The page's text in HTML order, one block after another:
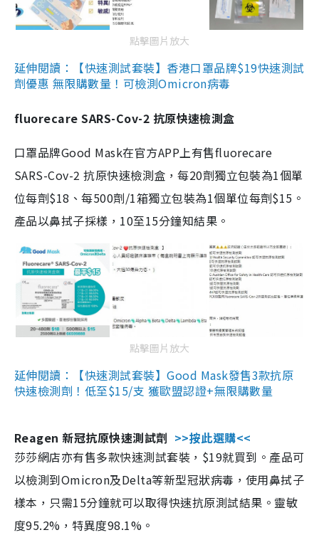
點擊圖片放大
延伸閱讀：【快速測試套裝】香港口罩品牌$19快速測試
劑優惠 無限購數量！可檢測Omicron病毒
fluorecare SARS-Cov-2 抗原快速檢測盒
口罩品牌Good Mask在官方APP上有售fluorecare
SARS-Cov-2 抗原快速檢測盒，每20劑獨立包裝為1個單
位每劑$18、每500劑/1箱獨立包裝為1個單位每劑$15。
產品以鼻拭子採樣，10至15分鐘知結果。
點擊圖片放大
延伸閱讀：【快速測試套裝】Good Mask發售3款抗原
快速檢測劑！低至$15/支 獲歐盟認證+無限購數量
Reagen 新冠抗原快速測試劑 >>按此選購<<
莎莎網店亦有售多款快速測試套裝，$19就買到。產品可
以檢測到Omicron及Delta等新型冠狀病毒，使用鼻拭子
樣本，只需15分鐘就可以取得快速抗原測試結果。靈敏
度95.2%，特異度98.1%。